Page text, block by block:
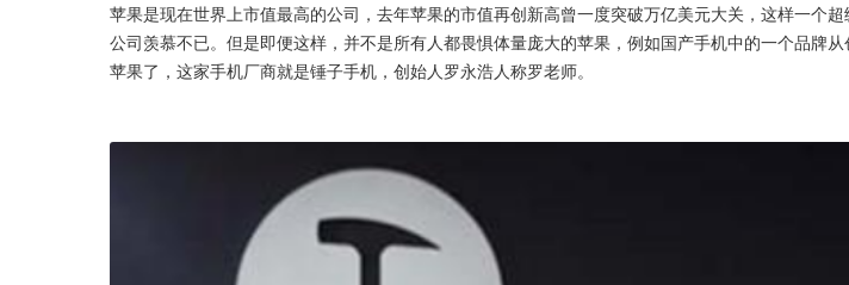
苹果是现在世界上市值最高的公司，去年苹果的市值再创新高曾一度突破万亿美元大关，这样一个
公司羡慕不已。但是即便这样，并不是所有人都畏惧体量庞大的苹果，例如国产手机中的一个品牌
苹果了，这家手机厂商就是锤子手机，创始人罗永浩人称罗老师。